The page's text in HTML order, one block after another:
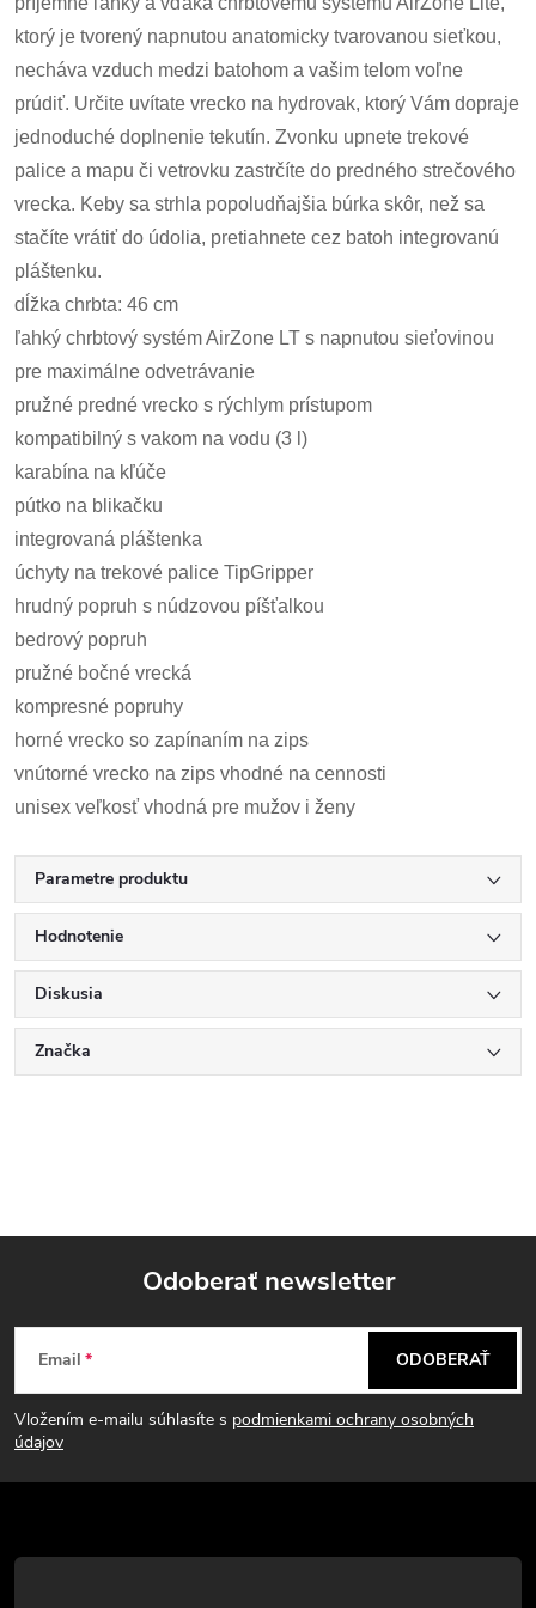
ktorý je tvorený napnutou anatomicky tvarovanou sieťkou,
necháva vzduch medzi batohom a vašim telom voľne
prúdiť. Určite uvítate vrecko na hydrovak, ktorý Vám dopraje
jednoduché doplnenie tekutín. Zvonku upnete trekové
palice a mapu či vetrovku zastrčíte do predného strečového
vrecka. Keby sa strhla popoludňajšia búrka skôr, než sa
stačíte vrátiť do údolia, pretiahnete cez batoh integrovanú
pláštenku.
dĺžka chrbta: 46 cm
ľahký chrbtový systém AirZone LT s napnutou sieťovinou
pre maximálne odvetrávanie
pružné predné vrecko s rýchlym prístupom
kompatibilný s vakom na vodu (3 l)
karabína na kľúče
pútko na blikačku
integrovaná pláštenka
úchyty na trekové palice TipGripper
hrudný popruh s núdzovou píšťalkou
bedrový popruh
pružné bočné vrecká
kompresné popruhy
horné vrecko so zapínaním na zips
vnútorné vrecko na zips vhodné na cennosti
unisex veľkosť vhodná pre mužov i ženy
Parametre produktu
Hodnotenie
Diskusia
Značka
Z
á
p
t
Odoberať newsletter
Email
Vložením e-mailu súhlasíte s podmienkami ochrany osobných
údajov
ODOBERAŤ